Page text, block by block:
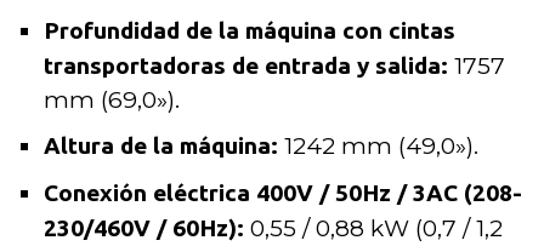
Profundidad de la máquina con cintas
transportadoras de entrada y salida: 1757
mm (69,0»).
Altura de la máquina: 1242 mm (49,0»).
Conexión eléctrica 400V / 50Hz / 3AC (208-
230/460V / 60Hz): 0,55 / 0,88 kW (0,7 / 1,2